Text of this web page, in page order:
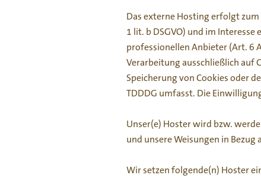
Das externe Hosting erfolgt
1 lit. b DSGVO) und im
professionellen Anbieter (Art. 6
Verarbeitung ausschließlich auf
Speicherung von Cookies oder
TDDDG umfasst. Die
Unser(e) Hoster wird bzw.
und unsere Weisungen in
Wir setzen folgende(n) Hoster